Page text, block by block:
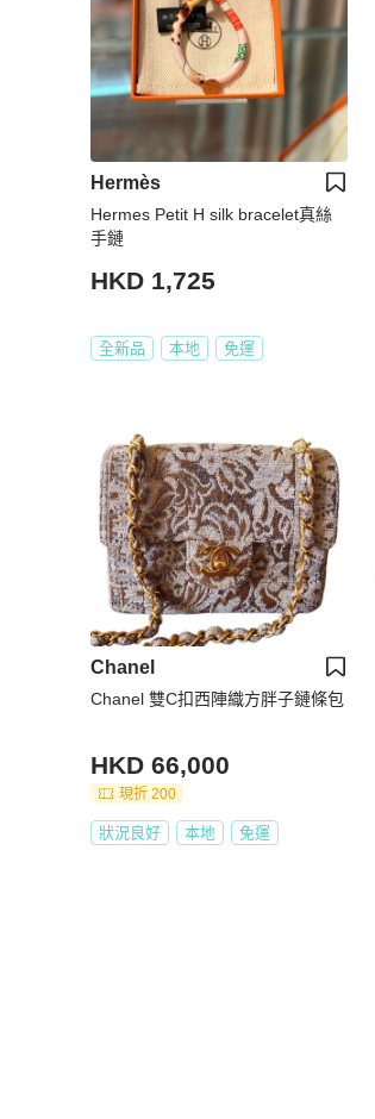
Hermès
Hermes Petit H silk bracelet真絲
手鏈
HKD 1,725
全新品 本地 免運
Chanel
Chanel 雙C扣西陣織方胖子鏈條包
HKD 66,000
現折 200
狀況良好 本地 免運